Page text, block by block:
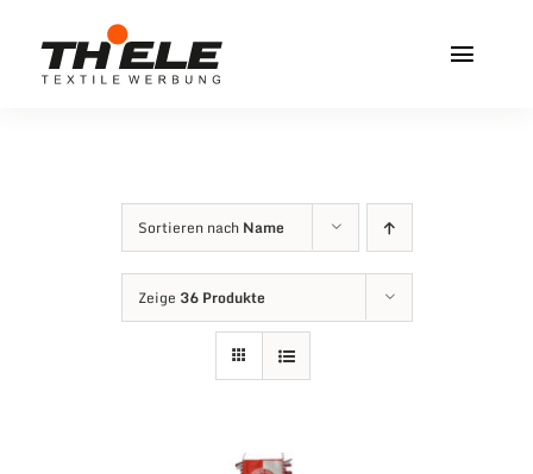
Inhalt
Service & Info
Sortieren nach Name
Zeige 36 Produkte